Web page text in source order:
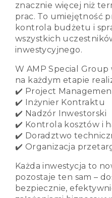
znacznie więcej niż
prac. To umiejętność
kontrola budżetu i
wszystkich
inwestycyjnego.
W AMP Special
na każdym etapie
✔️ Project
✔️ Inżynier Kontraktu
✔️ Nadzór Inwestorski
✔️ Kontrola kosztów i
✔️ Doradztwo
✔️ Organizacja
Każda inwestycja to
pozostaje ten sam –
bezpiecznie,